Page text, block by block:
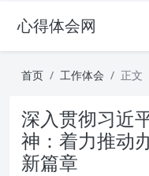
心得体会网
首页 工作体会 正文
深入贯彻习近
神：着力推动
新篇章